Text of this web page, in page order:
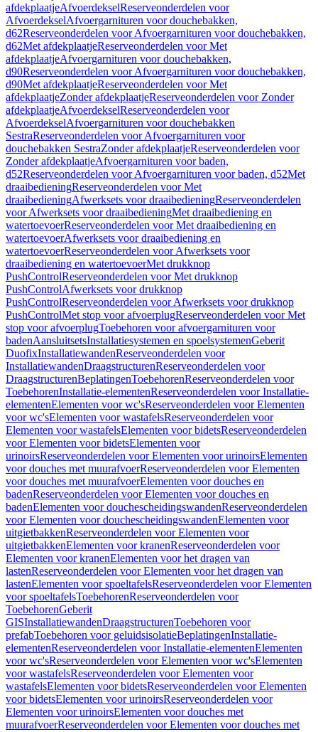
afdekplaatjeAfvoerdekselReserveonderdelen voor
AfvoerdekselAfvoergarnituren voor douchebakken,
d62Reserveonderdelen voor Afvoergarnituren voor douchebakken,
d62Met afdekplaatjeReserveonderdelen voor Met
afdekplaatjeAfvoergarnituren voor douchebakken,
d90Reserveonderdelen voor Afvoergarnituren voor douchebakken,
d90Met afdekplaatjeReserveonderdelen voor Met
afdekplaatjeZonder afdekplaatjeReserveonderdelen voor Zonder
afdekplaatjeAfvoerdekselReserveonderdelen voor
AfvoerdekselAfvoergarnituren voor douchebakken
SestraReserveonderdelen voor Afvoergarnituren voor
douchebakken SestraZonder afdekplaatjeReserveonderdelen voor
Zonder afdekplaatjeAfvoergarnituren voor baden,
d52Reserveonderdelen voor Afvoergarnituren voor baden, d52Met
draaibedieningReserveonderdelen voor Met
draaibedieningAfwerksets voor draaibedieningReserveonderdelen
voor Afwerksets voor draaibedieningMet draaibediening en
watertoevoerReserveonderdelen voor Met draaibediening en
watertoevoerAfwerksets voor draaibediening en
watertoevoerReserveonderdelen voor Afwerksets voor
draaibediening en watertoevoerMet drukknop
PushControlReserveonderdelen voor Met drukknop
PushControlAfwerksets voor drukknop
PushControlReserveonderdelen voor Afwerksets voor drukknop
PushControlMet stop voor afvoerplugReserveonderdelen voor Met
stop voor afvoerplugToebehoren voor afvoergarnituren voor
badenAansluitsetsInstallatiesystemen en spoelsystemenGeberit
DuofixInstallatiewandenReserveonderdelen voor
InstallatiewandenDraagstructurenReserveonderdelen voor
DraagstructurenBeplatingenToebehorenReserveonderdelen voor
ToebehorenInstallatie-elementenReserveonderdelen voor Installatie-
elementenElementen voor wc'sReserveonderdelen voor Elementen
voor wc'sElementen voor wastafelsReserveonderdelen voor
Elementen voor wastafelsElementen voor bidetsReserveonderdelen
voor Elementen voor bidetsElementen voor
urinoirsReserveonderdelen voor Elementen voor urinoirsElementen
voor douches met muurafvoerReserveonderdelen voor Elementen
voor douches met muurafvoerElementen voor douches en
badenReserveonderdelen voor Elementen voor douches en
badenElementen voor douchescheidingswandenReserveonderdelen
voor Elementen voor douchescheidingswandenElementen voor
uitgietbakkenReserveonderdelen voor Elementen voor
uitgietbakkenElementen voor kranenReserveonderdelen voor
Elementen voor kranenElementen voor het dragen van
lastenReserveonderdelen voor Elementen voor het dragen van
lastenElementen voor spoeltafelsReserveonderdelen voor Elementen
voor spoeltafelsToebehorenReserveonderdelen voor
ToebehorenGeberit
GISInstallatiewandenDraagstructurenToebehoren voor
prefabToebehoren voor geluidsisolatieBeplatingenInstallatie-
elementenReserveonderdelen voor Installatie-elementenElementen
voor wc'sReserveonderdelen voor Elementen voor wc'sElementen
voor wastafelsReserveonderdelen voor Elementen voor
wastafelsElementen voor bidetsReserveonderdelen voor Elementen
voor bidetsElementen voor urinoirsReserveonderdelen voor
Elementen voor urinoirsElementen voor douches met
muurafvoerReserveonderdelen voor Elementen voor douches met